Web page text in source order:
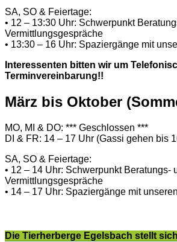
SA, SO & Feiertage:
• 12 – 13:30 Uhr: Schwerpunkt
Vermittlungsgespräche
• 13:30 – 16 Uhr: Spaziergänge mit
Interessenten bitten wir um
Terminvereinbarung!!
März bis Oktober
MO, MI & DO: *** Geschlossen ***
DI & FR: 14 – 17 Uhr (Gassi gehen bis
SA, SO & Feiertage:
• 12 – 14 Uhr: Schwerpunkt Beratungs-
Vermittlungsgespräche
• 14 – 17 Uhr: Spaziergänge mit
Die Tierherberge Egelsbach stellt